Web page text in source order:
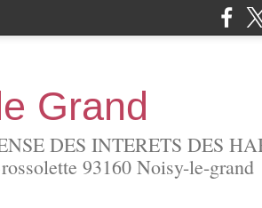
Grand
DES INTERETS DES
93160 Noisy-le-grand